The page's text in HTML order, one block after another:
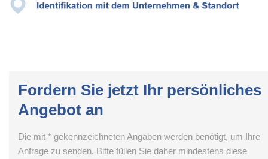
Fordern Sie jetzt Ihr persönliches
Angebot an
Die mit * gekennzeichneten Angaben werden benötigt, um Ihre
Anfrage zu senden. Bitte füllen Sie daher mindestens diese